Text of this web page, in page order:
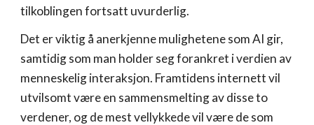
tilkoblingen fortsatt uvurderlig.
Det er viktig å anerkjenne mulighetene som AI gir,
samtidig som man holder seg forankret i verdien av
menneskelig interaksjon. Framtidens internett vil
utvilsomt være en sammensmelting av disse to
verdener, og de mest vellykkede vil være de som